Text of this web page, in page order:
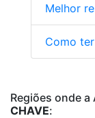
Melhor
Como
Regiões onde
CHAVE: